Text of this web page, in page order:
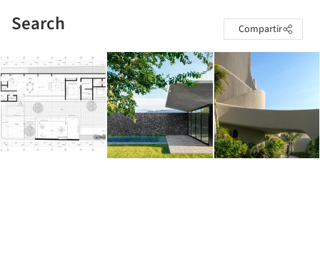
Search Compartir